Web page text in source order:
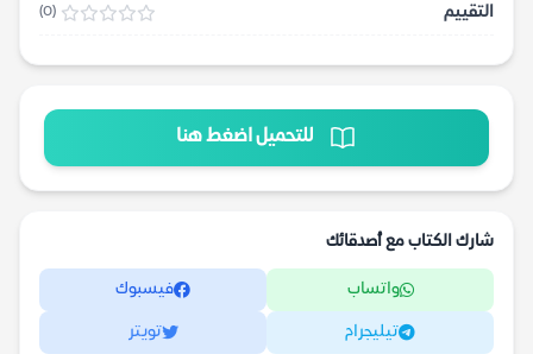
التقييم
(0)
للتحميل اضغط هنا
شارك الكتاب مع أصدقائك
واتساب فيسبوك
تيليجرام تويتر